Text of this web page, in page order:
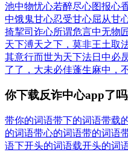
池中物忧心若醉尽心图报心
中饿鬼甘心忍受甘心屈从甘
掎挈司诈心所谓危言中无物
天下溥天之下，莫非王土取
其意行而世为天下法日中必
了了，大未必佳蓬生麻中，
你下载反诈中心app了
带你的词语带下的词语带载
的词语带心的词语带的词语
语下开头的词语载开头的词